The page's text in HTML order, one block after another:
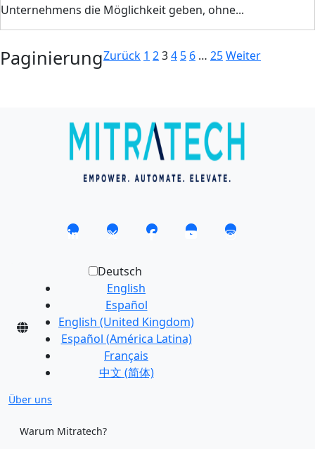
Unternehmens die Möglichkeit geben, ohne...
PaginierungZurück 1 234 5 6 … 25Weiter
Deutsch
English
Español
English (United Kingdom)
Español (América Latina)
Français
中文 (简体)
Über uns
Warum Mitratech?